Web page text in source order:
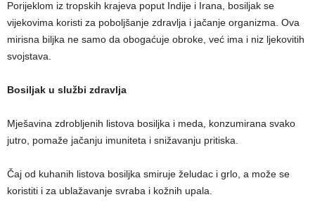
Porijeklom iz tropskih krajeva poput Indije i Irana, bosiljak se
vijekovima koristi za poboljšanje zdravlja i jačanje organizma. Ova
mirisna biljka ne samo da obogaćuje obroke, već ima i niz ljekovitih
svojstava.
Bosiljak u službi zdravlja
Mješavina zdrobljenih listova bosiljka i meda, konzumirana svako
jutro, pomaže jačanju imuniteta i snižavanju pritiska.
Čaj od kuhanih listova bosiljka smiruje želudac i grlo, a može se
koristiti i za ublažavanje svraba i kožnih upala.